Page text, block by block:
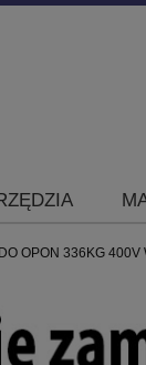
OPON 336KG